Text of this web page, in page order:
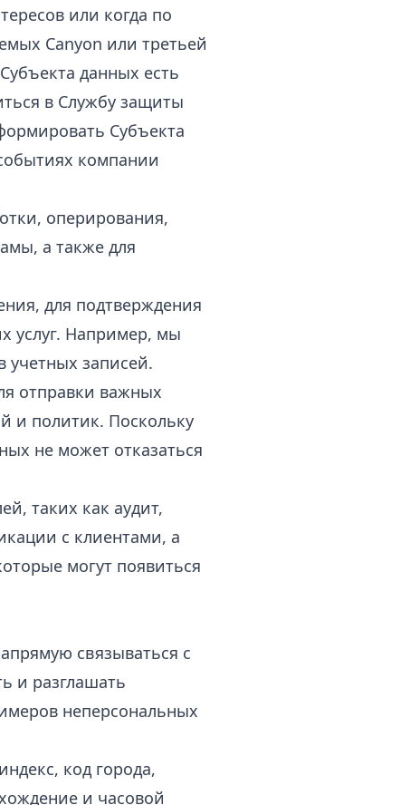
или когда по
Canyon или третьей
данных есть
в Службу защиты
Субъекта
компании
оперирования,
а также для
для подтверждения
услуг. Например, мы
учетных записей.
отправки важных
и политик. Поскольку
не может отказаться
таких как аудит,
с клиентами, а
могут появиться
связываться с
и разглашать
неперсональных
код города,
и часовой